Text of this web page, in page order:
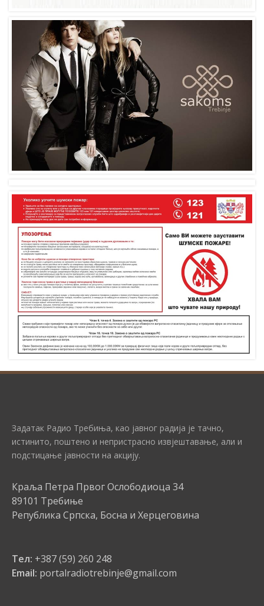
Задатак Радио Требиња, као јавног радија је тачно,
истинито, поштено и непристрасно извјештавање, али и
подстицање јавности на акцију.
Краља Петра Првог Ослободиоца 34
89101 Требиње
Република Српска, Босна и Херцеговина
Тел: +387 (59) 260 248
Email: portalradiotrebinje@gmail.com